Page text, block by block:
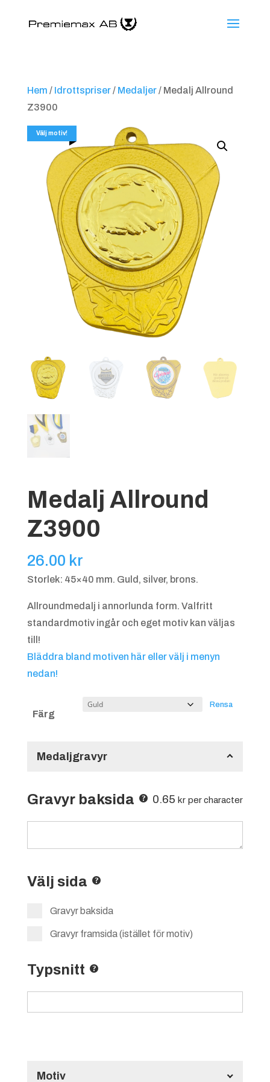
Hem / Idrottspriser/ Medaljer/ Medalj Allround
Z3900
Välj motiv!
Medalj Allround
Z3900
26.00 kr
Storlek: 45×40 mm. Guld, silver, brons.
Allroundmedalj i annorlunda form. Valfritt
standardmotiv ingår och eget motiv kan väljas
till!
Bläddra bland motiven här eller välj i menyn
nedan!
Färg
Rensa
Medaljgravyr
Gravyr baksida 0.65kr per character
Välj sida
Gravyr baksida
Gravyr framsida (istället för motiv)
Typsnitt
Motiv